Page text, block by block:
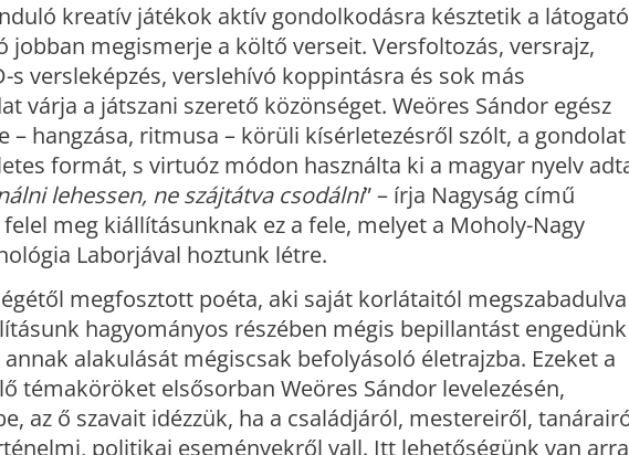
kreatív játékok aktív gondolkodásra késztetik a
jobban megismerje a költő verseit. Versfoltozás, versrajz,
versleképzés, verslehívó koppintásra és sok más
várja a játszani szerető közönséget. Weöres Sándor egész
– hangzása, ritmusa – körüli kísérletezésről szólt, a gondolat
formát, s virtuóz módon használta ki a magyar nyelv
lehessen, ne szájtátva csodálni” – írja Nagyság című
meg kiállításunknak ez a fele, melyet a Moholy-Nagy
Laborjával hoztunk létre.
megfosztott poéta, aki saját korlátaitól megszabadulva
hagyományos részében mégis bepillantást
alakulását mégiscsak befolyásoló életrajzba. Ezeket a
témaköröket elsősorban Weöres Sándor levelezésén,
az ő szavait idézzük, ha a családjáról, mestereiről,
politikai eseményekről vall. Itt lehetőségünk van